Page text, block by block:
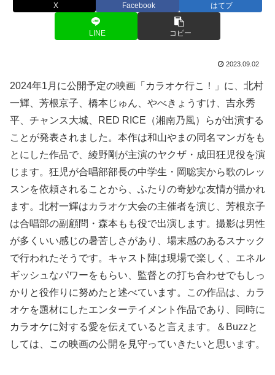
X Facebook はてブ
LINE コピー
2023.09.02
2024年1月に公開予定の映画「カラオケ行こ！」に、北村
一輝、芳根京子、橋本じゅん、やべきょうすけ、吉永秀
平、チャンス大城、RED RICE（湘南乃風）らが出演する
ことが発表されました。本作は和山やまの同名マンガをも
とにした作品で、綾野剛が主演のヤクザ・成田狂児役を演
じます。狂児が合唱部部長の中学生・岡聡実から歌のレッ
スンを依頼されることから、ふたりの奇妙な友情が描かれ
ます。北村一輝はカラオケ大会の主催者を演じ、芳根京子
は合唱部の副顧問・森本もも役で出演します。撮影は男性
が多くいい感じの暑苦しさがあり、場末感のあるスナック
で行われたそうです。キャスト陣は現場で楽しく、エネル
ギッシュなパワーをもらい、監督との打ち合わせでもしっ
かりと役作りに努めたと述べています。この作品は、カラ
オケを題材にしたエンターテイメント作品であり、同時に
カラオケに対する愛を伝えていると言えます。＆Buzzと
しては、この映画の公開を見守っていきたいと思います。